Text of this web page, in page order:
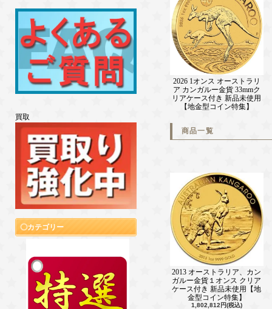
買取
カテゴリー
2026 1オンス オーストラリ
ア カンガルー金貨 33mmク
リアケース付き 新品未使用
【地金型コイン特集】
商品一覧
2013 オーストラリア、カン
ガルー金貨１オンス クリア
ケース付き 新品未使用【地
金型コイン特集】
1,802,812円(税込)